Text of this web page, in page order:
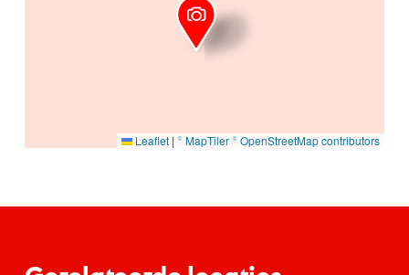
Leaflet | © MapTiler© OpenStreetMap contributors